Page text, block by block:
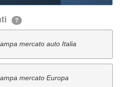
?
mercato auto Italia
mercato Europa